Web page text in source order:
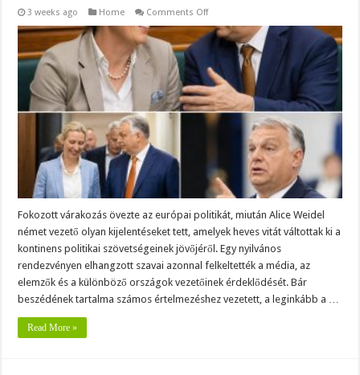
3 weeks ago Home Comments Offon
Weidel
váratlan
kijelentése
Orbán
Viktorról
felrázza
az
európai
politikai
tájképet…
Fokozott várakozás övezte az európai politikát, miután Alice Weidel
német vezető olyan kijelentéseket tett, amelyek heves vitát váltottak ki a
kontinens politikai szövetségeinek jövőjéről. Egy nyilvános
rendezvényen elhangzott szavai azonnal felkeltették a média, az
elemzők és a különböző országok vezetőinek érdeklődését. Bár
beszédének tartalma számos értelmezéshez vezetett, a leginkább a …
Read More »